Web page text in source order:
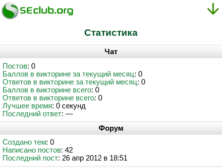
Статистика
Чат
Постов: 0
Баллов в викторине за текущий месяц: 0
Ответов в викторине за текущий месяц: 0
Баллов в викторине всего: 0
Ответов в викторине всего: 0
Лучшее время: 0 секунд
Последний ответ: —
Форум
Создано тем: 0
Написано постов: 42
Последний пост: 26 апр 2012 в 18:51